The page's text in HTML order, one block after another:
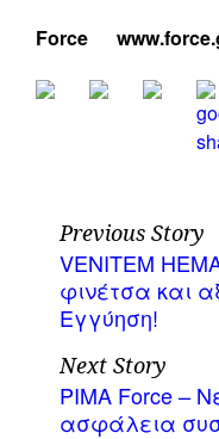
Force
Previous Story
VENITEM
φινέτσα και
Εγγύηση!
Next Story
PIMA Force –
ασφάλεια